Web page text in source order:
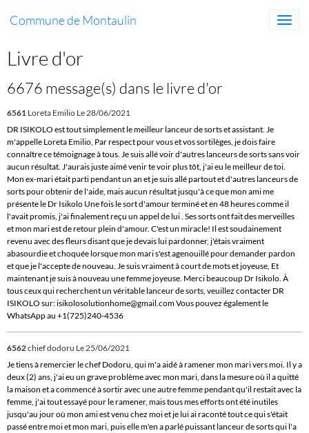
Commune de Montaulin
Livre d'or
6676 message(s) dans le livre d'or
6561 Loreta Emilio Le 28/06/2021
DR ISIKOLO est tout simplement le meilleur lanceur de sorts et assistant. Je
m'appelle Loreta Emilio, Par respect pour vous et vos sortilèges, je dois faire
connaître ce témoignage à tous. Je suis allé voir d'autres lanceurs de sorts sans voir
aucun résultat. J'aurais juste aimé venir te voir plus tôt, j'ai eu le meilleur de toi.
Mon ex-mari était parti pendant un an et je suis allé partout et d'autres lanceurs de
sorts pour obtenir de l'aide, mais aucun résultat jusqu'à ce que mon ami me
présente le Dr Isikolo Une fois le sort d'amour terminé et en 48 heures comme il
l'avait promis, j'ai finalement reçu un appel de lui . Ses sorts ont fait des merveilles
et mon mari est de retour plein d'amour. C'est un miracle! Il est soudainement
revenu avec des fleurs disant que je devais lui pardonner, j'étais vraiment
abasourdie et choquée lorsque mon mari s'est agenouillé pour demander pardon
et que je l'accepte de nouveau. Je suis vraiment à court de mots et joyeuse, Et
maintenant je suis à nouveau une femme joyeuse. Merci beaucoup Dr Isikolo. À
tous ceux qui recherchent un véritable lanceur de sorts, veuillez contacter DR
ISIKOLO sur: isikolosolutionhome@gmail.com Vous pouvez également le
WhatsApp au +1(725)240-4536
6562chief dodoru Le 25/06/2021
Je tiens à remercier le chef Dodoru, qui m'a aidé à ramener mon mari vers moi. Il y a
deux (2) ans, j'ai eu un grave problème avec mon mari, dans la mesure où il a quitté
la maison et a commencé à sortir avec une autre femme pendant qu'il restait avec la
femme, j'ai tout essayé pour le ramener, mais tous mes efforts ont été inutiles
jusqu'au jour où mon ami est venu chez moi et je lui ai raconté tout ce qui s'était
passé entre moi et mon mari, puis elle m'en a parlé puissant lanceur de sorts qui l'a